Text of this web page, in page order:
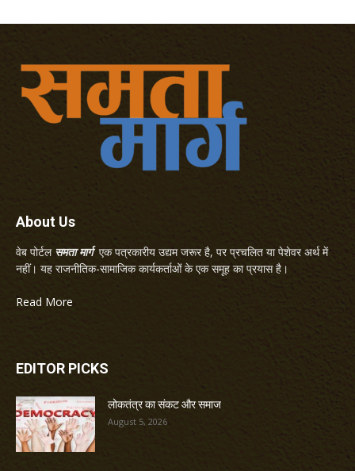
About Us
वेब पोर्टल समता मार्गएक पत्रकारीय उद्यम जरूर है, पर प्रचलित या पेशेवर अर्थ में
नहीं। यह राजनीतिक-सामाजिक कार्यकर्ताओं के एक समूह का प्रयास है।
Read More
EDITOR PICKS
लोकतंत्र का संकट और समाज
August 5, 2026